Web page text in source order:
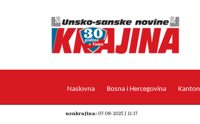
Naslovna Bosna i Hercegovina Kanton
usnkrajina: 07-08-2025 | 11:17